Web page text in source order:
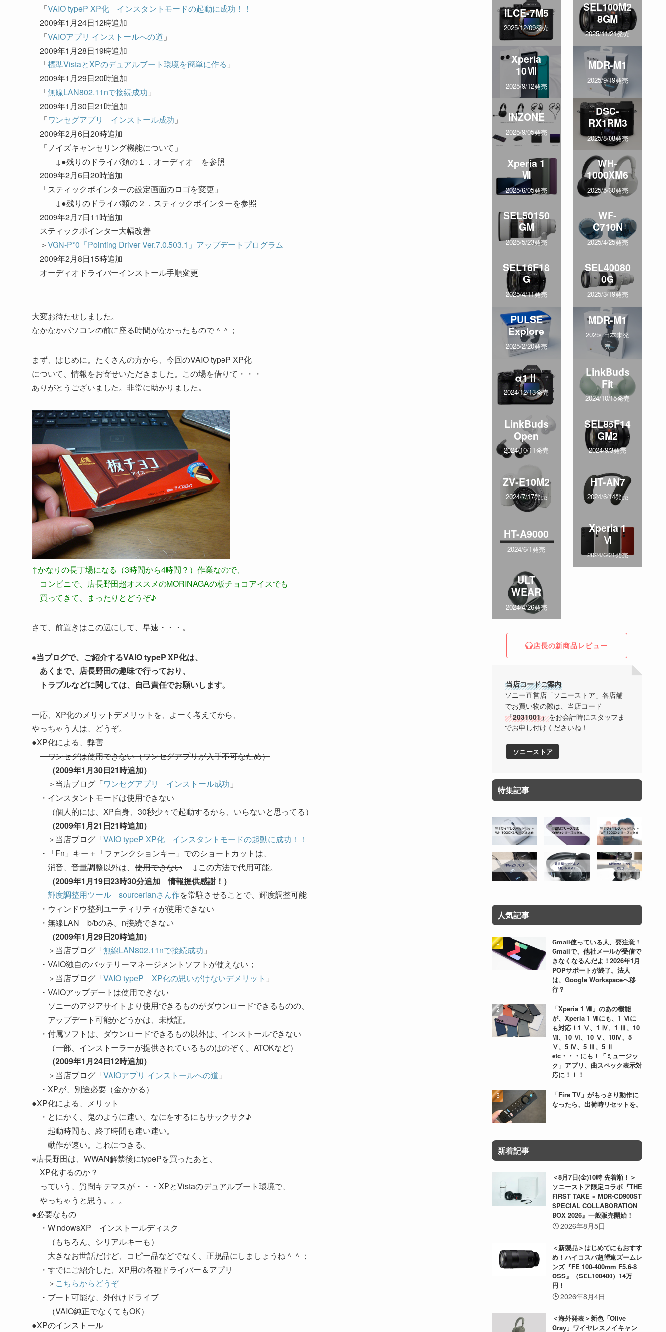
「VAIO typeP XP化 インスタントモードの起動に成功！！
2009年1月24日12時追加
「VAIOアプリ インストールへの道 」
2009年1月28日19時追加
「標準VistaとXPのデュアルブート環境を簡単に作る 」
2009年1月29日20時追加
「無線LAN802.11nで接続成功 」
2009年1月30日21時追加
「ワンセグアプリ インストール成功 」
2009年2月6日20時追加
「ノイズキャンセリング機能について」
↓●残りのドライバ類の１．オーディオ を参照
2009年2月6日20時追加
「スティックポインターの設定画面のロゴを変更」
↓●残りのドライバ類の２．スティックポインターを参照
2009年2月7日11時追加
スティックポインター大幅改善
＞VGN-P*0「Pointing Driver Ver.7.0.503.1」アップデートプログラム
2009年2月8日15時追加
オーディオドライバーインストール手順変更
大変お待たせしました。
なかなかパソコンの前に座る時間がなかったもので＾＾；
まず、はじめに。たくさんの方から、今回のVAIO typeP XP化
について、情報をお寄せいただきました。この場を借りて・・・
ありがとうございました。非常に助かりました。
↑かなりの長丁場になる（3時間から4時間？）作業なので、
コンビニで、店長野田超オススメのMORINAGAの板チョコアイスでも
買ってきて、まったりとどうぞ♪
さて、前置きはこの辺にして、早速・・・。
※当ブログで、ご紹介するVAIO typeP XP化は、
あくまで、店長野田の趣味で行っており、
トラブルなどに関しては、自己責任でお願いします。
一応、XP化のメリットデメリットを、よーく考えてから、
やっちゃう人は、どうぞ。
●XP化による、弊害
・ワンセグは使用できない（ワンセグアプリが入手不可なため）
（2009年1月30日21時追加）
＞当店ブログ「ワンセグアプリ インストール成功 」
・インスタントモードは使用できない
（個人的には、XP自身、30秒少々で起動するから、いらないと思ってる）
（2009年1月21日21時追加）
＞当店ブログ「VAIO typeP XP化 インスタントモードの起動に成功！！
・「Fn」キー＋「ファンクションキー」でのショートカットは、
消音、音量調整以外は、 使用できない ↓この方法で代用可能。
（2009年1月19日23時30分追加 情報提供感謝！）
輝度調整用ツール sourcerianさん作を常駐させることで、輝度調整可能
・ウィンドウ整列ユーティリティが使用できない
・無線LAN b/bのみ。n接続できない
（2009年1月29日20時追加）
＞当店ブログ「無線LAN802.11nで接続成功 」
・VAIO独自のバッテリーマネージメントソフトが使えない；
＞当店ブログ「VAIO typeP XP化の思いがけないデメリット 」
・VAIOアップデートは使用できない
ソニーのアジアサイトより使用できるものがダウンロードできるものの、
アップデート可能かどうかは、未検証。
・ 付属ソフトは、ダウンロードできるもの以外は、インストールできない
（一部、インストーラーが提供されているものはのぞく。ATOKなど）
（2009年1月24日12時追加）
＞当店ブログ「VAIOアプリ インストールへの道 」
・XPが、別途必要（金かかる）
●XP化による、メリット
・とにかく、鬼のように速い。なにをするにもサックサク♪
起動時間も、終了時間も速い速い。
動作が速い。これにつきる。
※店長野田は、WWAN解禁後にtypePを買ったあと、
XP化するのか？
っていう、質問キテマスが・・・XPとVistaのデュアルブート環境で、
やっちゃうと思う。。。
●必要なもの
・WindowsXP インストールディスク
（もちろん、シリアルキーも）
大きなお世話だけど、コピー品などでなく、正規品にしましょうね＾＾；
・すでにご紹介した、XP用の各種ドライバー＆アプリ
＞ こちらからどうぞ
・ブート可能な、外付けドライブ
（VAIO純正でなくてもOK）
●XPのインストール
ILCE-7M5
2025/12/09発売
SEL100M2
8GM
2025/11/21発売
Xperia
10Ⅶ
2025/9/12発売
MDR-M1
2025/9/19発売
INZONE
2025/9/05発売
DSC-
RX1RM3
2025/8/08発売
Xperia 1
Ⅶ
2025/6/05発売
WH-
1000XM6
2025/5/30発売
SEL50150
GM
2025/5/23発売
WF-
C710N
2025/4/25発売
SEL16F18
G
2025/4/11発売
SEL40080
0G
2025/3/19発売
PULSE
Explore
2025/2/20発売
MDR-M1
2025/ 日本未発
売
α1Ⅱ
2024/12/13発売
LinkBuds
Fit
2024/10/15発売
LinkBuds
Open
2024/10/11発売
SEL85F14
GM2
2024/9/3発売
ZV-E10M2
2024/7/17発売
HT-AN7
2024/6/14発売
HT-A9000
2024/6/1発売
Xperia 1
Ⅵ
2024/6/21発売
ULT
WEAR
2024/4/26発売
店長の新商品レビュー
当店コードご案内
ソニー直営店「ソニーストア」各店舗
でお買い物の際は、当店コード
「2031001」をお会計時にスタッフま
でお申し付けくださいね！
ソニーストア
特集記事
人気記事
Gmail使っている人、要注意！
Gmailで、他社メールが受信で
きなくなるんだよ！2026年1月
POPサポートが終了。法人
は、Google Workspaceへ移
行？
「Xperia 1 Ⅷ」のあの機能
が、Xperia 1 Ⅶにも、1 Ⅵに
も対応！1 Ⅴ、1 Ⅳ、1 Ⅲ、10
Ⅶ、10 Ⅵ、10 Ⅴ、10Ⅳ、5
Ⅴ、5 Ⅳ、5 Ⅲ、5 Ⅱ
etc・・・にも！「ミュージッ
ク」アプリ、曲スペック表示対
応に！！！
「Fire TV」がもっさり動作に
なったら、出荷時リセットを。
新着記事
＜8月7日(金)10時 先着順！＞
ソニーストア限定コラボ『THE
FIRST TAKE × MDR-CD900ST
SPECIAL COLLABORATION
BOX 2026』一般販売開始！
2026年8月5日
＜新製品＞はじめてにもおすす
め！ハイコスパ超望遠ズームレ
ンズ『FE 100-400mm F5.6-8
OSS』（SEL100400）14万
円！
2026年8月4日
＜海外発表＞新色「Olive
Gray」ワイヤレスノイキャン